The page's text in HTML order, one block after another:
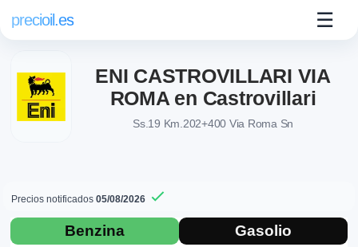
precioil.es ☰
ENI CASTROVILLARI VIA
ROMA en Castrovillari
Ss.19 Km.202+400 Via Roma Sn
Precios notificados05/08/2026
Precios actuales de combustibles en
Consulta los precios actuales de la gasolinera AgipEni ENI
Benzina Gasolio